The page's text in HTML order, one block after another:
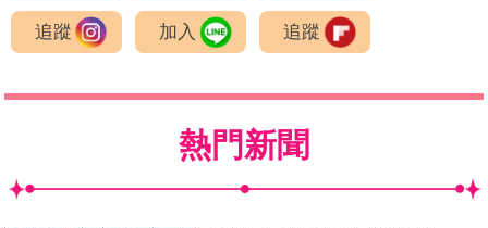
追蹤 加入 追蹤
熱門新聞